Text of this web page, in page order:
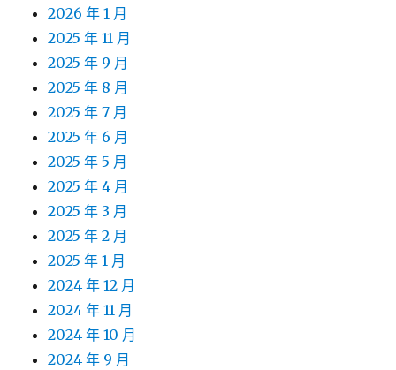
2026 年 1 月
2025 年 11 月
2025 年 9 月
2025 年 8 月
2025 年 7 月
2025 年 6 月
2025 年 5 月
2025 年 4 月
2025 年 3 月
2025 年 2 月
2025 年 1 月
2024 年 12 月
2024 年 11 月
2024 年 10 月
2024 年 9 月